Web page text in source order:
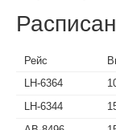
Рейс
LH-6364
LH-6344